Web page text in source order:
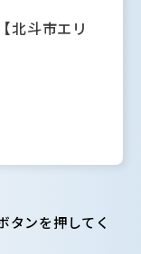
北斗市エリ
タンを押してく